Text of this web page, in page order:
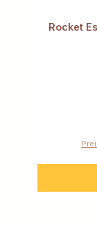
Rocket